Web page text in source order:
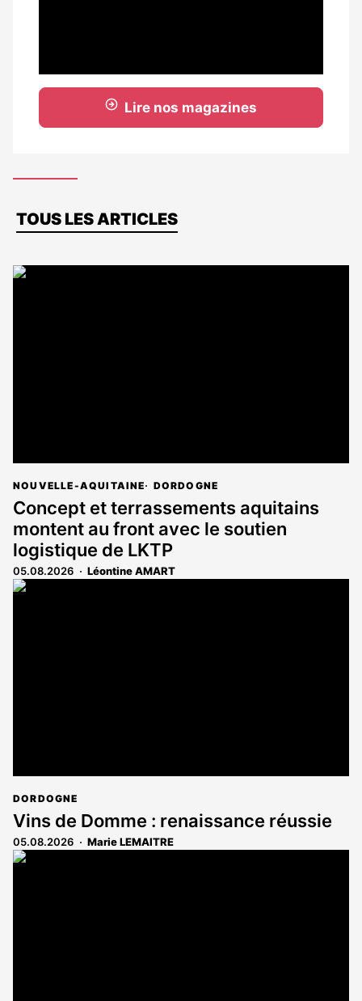
Lire nos magazines
Dernières
TOUS LES ARTICLES
NOUVELLE-AQUITAINE DORDOGNE
Concept et terrassements aquitains
montent au front avec le soutien
logistique de LKTP
05.08.2026 Léontine AMART
DORDOGNE
Vins de Domme : renaissance réussie
05.08.2026 Marie LEMAITRE